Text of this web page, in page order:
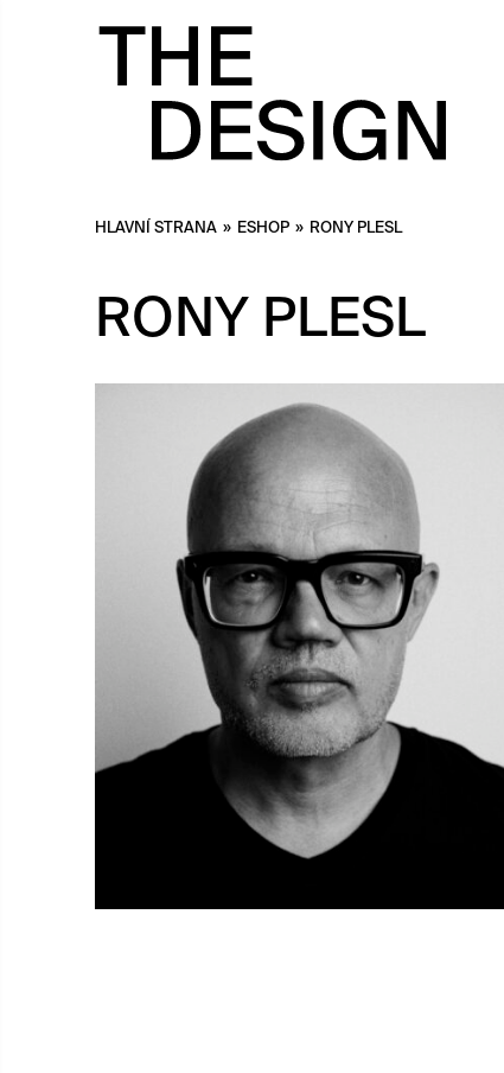
HLAVNÍ STRANA » ESHOP » RONY PLESL
RONY PLESL